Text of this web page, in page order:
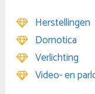
Herstellingen
Domotica
Verlichting
Video- en